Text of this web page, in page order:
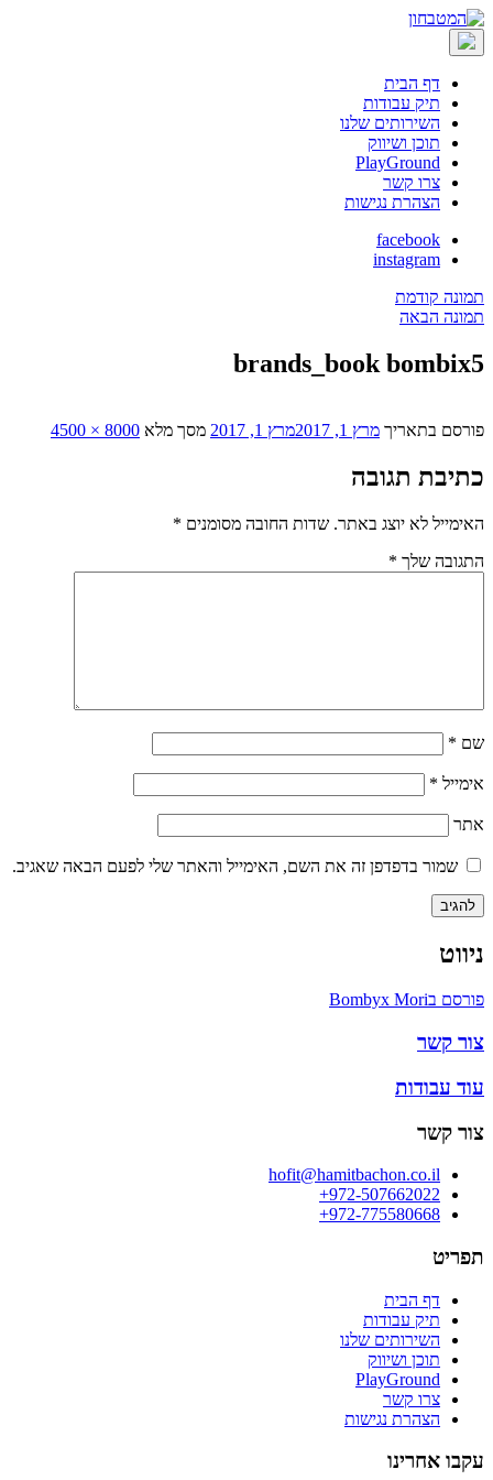
דף הבית
תיק עבודות
השירותים שלנו
תוכן ושיווק
PlayGround
צרו קשר
הצהרת נגישות
facebook
instagram
תמונה קודמת
תמונה הבאה
brands_book bombix5
פורסם בתאריך מרץ 1, 2017 מרץ 1, 2017 מסך מלא 8000 × 4500
כתיבת תגובה
האימייל לא יוצג באתר. שדות החובה מסומנים *
התגובה שלך *
שם *
אימייל *
אתר
שמור בדפדפן זה את השם, האימייל והאתר שלי לפעם הבאה שאגיב.
ניווט
פורסם בBombyx Mori
צור קשר
עוד עבודות
צור קשר
hofit@hamitbachon.co.il
972-507662022+
972-775580668+
תפריט
דף הבית
תיק עבודות
השירותים שלנו
תוכן ושיווק
PlayGround
צרו קשר
הצהרת נגישות
עקבו אחרינו